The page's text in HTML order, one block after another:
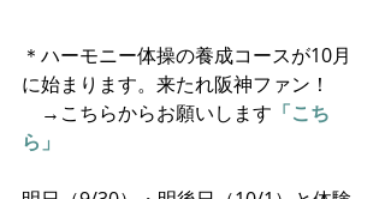
＊ハーモニー体操の養成コースが10月
に始まります。来たれ阪神ファン！
→こちらからお願いします 「こち
ら」